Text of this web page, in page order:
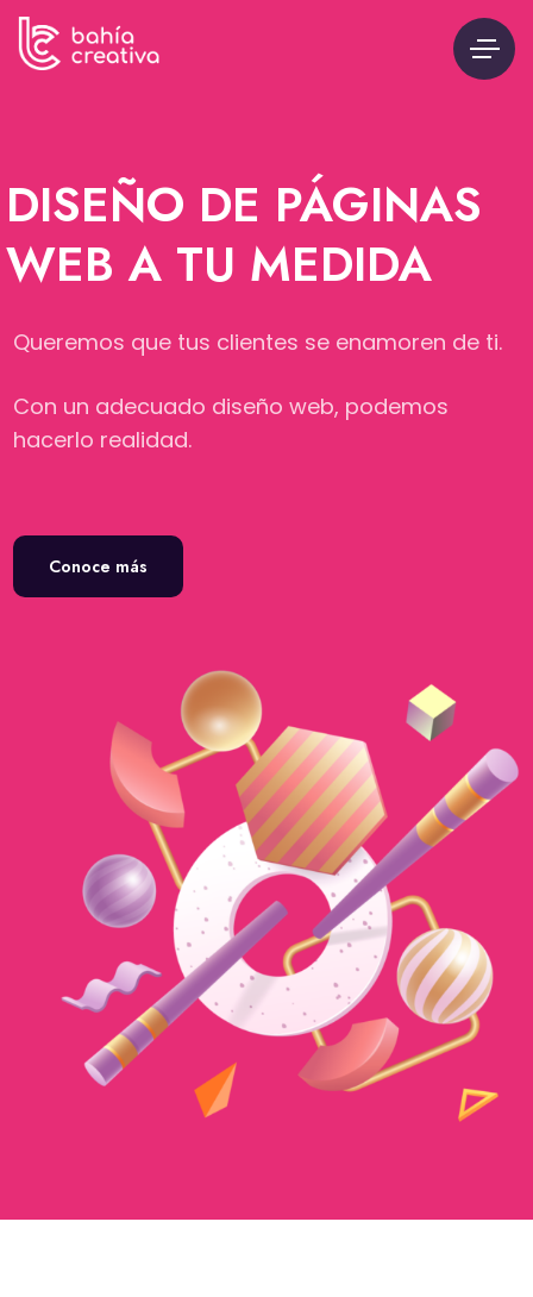
DISEÑO DE PÁGINAS
WEB A TU MEDIDA
Queremos que tus clientes se enamoren de ti.
Con un adecuado diseño web, podemos
hacerlo realidad.
Conoce más